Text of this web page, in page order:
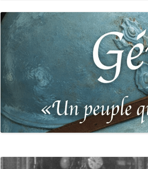
RECHERCHER UNE CARTE DE
COMBATTANT
RECHERCHER UN RÉSISTANT
RECHERCHER UN PRISONNIER DE
GUERRE
RECHERCHER UNE VICTIME DES
PERSÉCUTIONS NAZIS
RECHERCHER UN SOLDAT
RECHERCHER UN SOLDAT
BASE DES
BASE DE
TABLEAUX
D’OR,
DES PLUS
DE 1914-1918
BASE DES
PHARE DE LA